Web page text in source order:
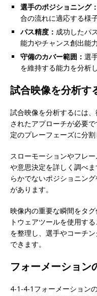
選手のポジショニング：
合の流れに適応する様
パス精度： 成功したパ
能力やチャンス創出能
守備のカバー範囲： 選
を維持する能力を分析し
試合映像を分析す
試合映像を分析するには
されたアプローチが必要
定のプレーフェーズに分割
スローモーションやフレ
や意思決定を詳しく調べ
らかでないポジショニン
があります。
映像内の重要な瞬間をタ
トウェアツールを使用す
を整理し、選手やコーチ
できます。
フォーメーション
4-1-4-1フォーメーション